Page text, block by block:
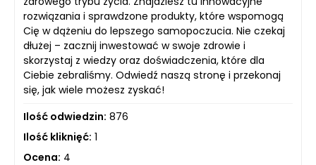
rozwiązania i sprawdzone produkty, które wspomogą
Cię w dążeniu do lepszego samopoczucia. Nie czekaj
dłużej – zacznij inwestować w swoje zdrowie i
skorzystaj z wiedzy oraz doświadczenia, które dla
Ciebie zebraliśmy. Odwiedź naszą stronę i przekonaj
się, jak wiele możesz zyskać!
Ilość odwiedzin: 876
Ilość kliknięć: 1
Ocena: 4